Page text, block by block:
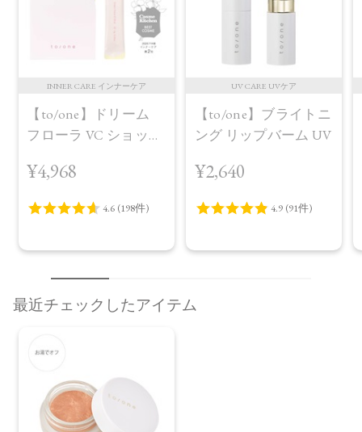
INNER CARE インナーケア
【to/one】ドリーム
フローラ VC ショット
¥4,968
UV CARE UVケア
【to/one】ブライトニ
ング リップバーム UV
¥2,640
最近チェックしたアイテム